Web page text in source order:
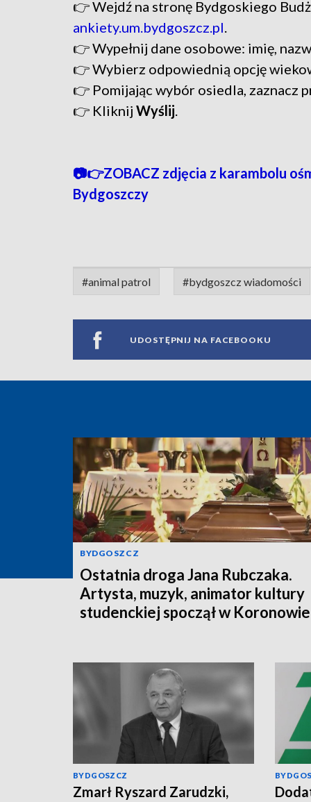
👉 Wejdź na stronę Bydgoskiego
ankiety.um.bydgoszcz.pl.
👉 Wypełnij dane osobowe: imię,
👉 Wybierz odpowiednią opcję
👉 Pomijając wybór osiedla, zaznacz
👉 Kliknij Wyślij.
📷👉ZOBACZ zdjęcia z karambolu
Bydgoszczy
#animal patrol #bydgoszcz wiadomości
UDOSTĘPNIJ NA FACEBOOKU
BYDGOSZCZ
Ostatnia droga Jana Rubczaka.
Artysta, muzyk, animator kultury
studenckiej spoczął w Koronowie
BYDGOSZCZ
Zmarł Ryszard Zarudzki,